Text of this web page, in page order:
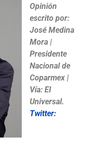
Opinión
escrito por:
José Medina
Mora |
Presidente
Nacional de
Coparmex |
Vía: El
Universal.
Twitter: